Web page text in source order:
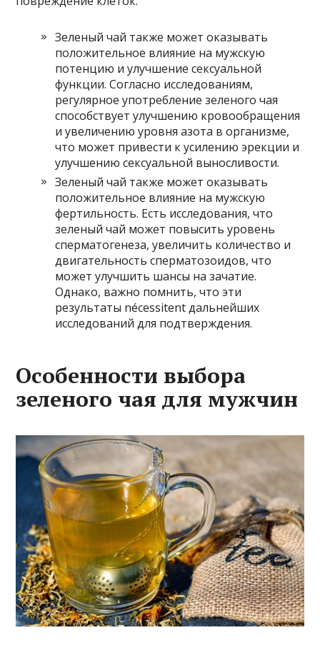
Зеленый чай также может оказывать
положительное влияние на мужскую
потенцию и улучшение сексуальной
функции. Согласно исследованиям,
регулярное употребление зеленого чая
способствует улучшению кровообращения
и увеличению уровня азота в организме,
что может привести к усилению эрекции и
улучшению сексуальной выносливости.
Зеленый чай также может оказывать
положительное влияние на мужскую
фертильность. Есть исследования, что
зеленый чай может повысить уровень
сперматогенеза, увеличить количество и
двигательность сперматозоидов, что
может улучшить шансы на зачатие.
Однако, важно помнить, что эти
результаты nécessitent дальнейших
исследований для подтверждения.
Особенности выбора
зеленого чая для мужчин